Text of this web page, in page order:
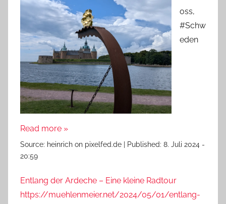
oss,
#Schw
eden
Read more »
Source: heinrich on pixelfed.de Published: 8. Juli 2024 -
20:59
Entlang der Ardeche – Eine kleine Radtour
https://muehlenmeier.net/2024/05/01/entlang-